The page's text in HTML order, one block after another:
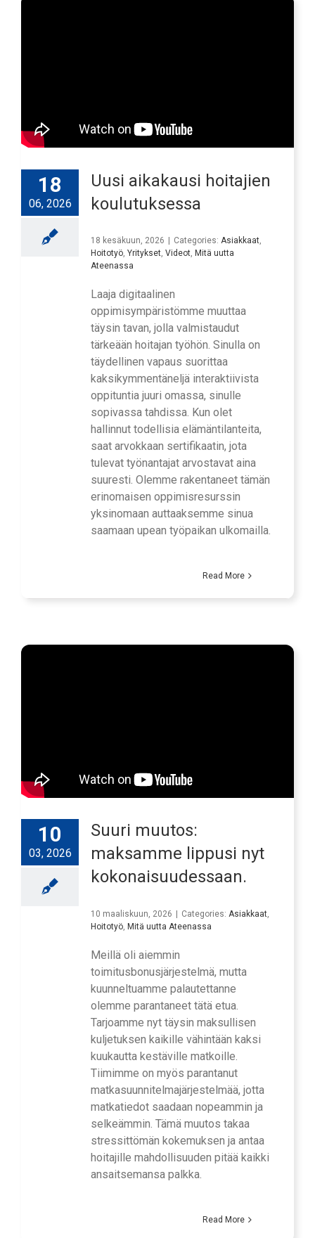
18
06, 2026
Uusi aikakausi hoitajien
koulutuksessa
18 kesäkuun, 2026 Categories: Asiakkaat,
Hoitotyö, Yritykset, Videot, Mitä uutta
Ateenassa
Laaja digitaalinen
oppimisympäristömme muuttaa
täysin tavan, jolla valmistaudut
tärkeään hoitajan työhön. Sinulla on
täydellinen vapaus suorittaa
kaksikymmentäneljä interaktiivista
oppituntia juuri omassa, sinulle
sopivassa tahdissa. Kun olet
hallinnut todellisia elämäntilanteita,
saat arvokkaan sertifikaatin, jota
tulevat työnantajat arvostavat aina
suuresti. Olemme rakentaneet tämän
erinomaisen oppimisresurssin
yksinomaan auttaaksemme sinua
saamaan upean työpaikan ulkomailla.
Read More
10
03, 2026
Suuri muutos:
maksamme lippusi nyt
kokonaisuudessaan.
10 maaliskuun, 2026 | Categories: Asiakkaat
Hoitotyö Mitä uutta Ateenassa
Meillä oli aiemmin
toimitusbonusjärjestelmä, mutta
kuunneltuamme palautettanne
olemme parantaneet tätä etua.
Tarjoamme nyt täysin maksullisen
kuljetuksen kaikille vähintään kaksi
kuukautta kestäville matkoille.
Tiimimme on myös parantanut
matkasuunnitelmajärjestelmää, jotta
matkatiedot saadaan nopeammin ja
selkeämmin. Tämä muutos takaa
stressittömän kokemuksen ja antaa
hoitajille mahdollisuuden pitää kaikki
ansaitsemansa palkka.
Read More